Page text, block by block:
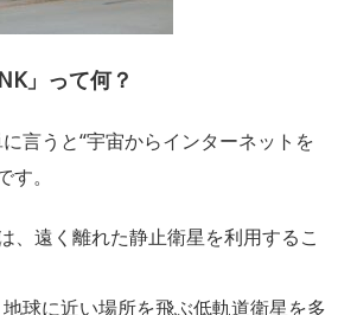
」って何？
言うと“宇宙からインターネットを
。
、遠く離れた静止衛星を利用するこ
球に近い場所を飛ぶ低軌道衛星を多